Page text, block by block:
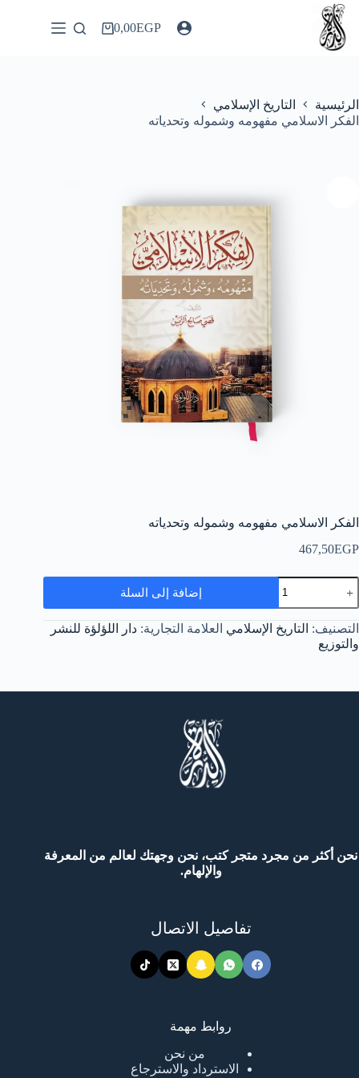
التجاوز
المحتوى
عربة0,00EGP
الرئيسية
التاريخ الإسلامي
الفكر الاسلامي مفهومه وشموله وتحدياته
الفكر الاسلامي مفهومه وشموله وتحدياته
467,50EGP
كمية
الفكر
الاسلامي
مفهومه
وشموله
وتحدياته
إضافة إلى السلة
التصنيف: التاريخ الإسلامي العلامة التجارية: دار اللؤلؤة للنشر
والتوزيع
نحن أكثر من مجرد متجر كتب، نحن وجهتك لعالم من المعرفة
والإلهام.
تفاصيل الاتصال
روابط مهمة
من نحن
الاسترداد والاسترجاع